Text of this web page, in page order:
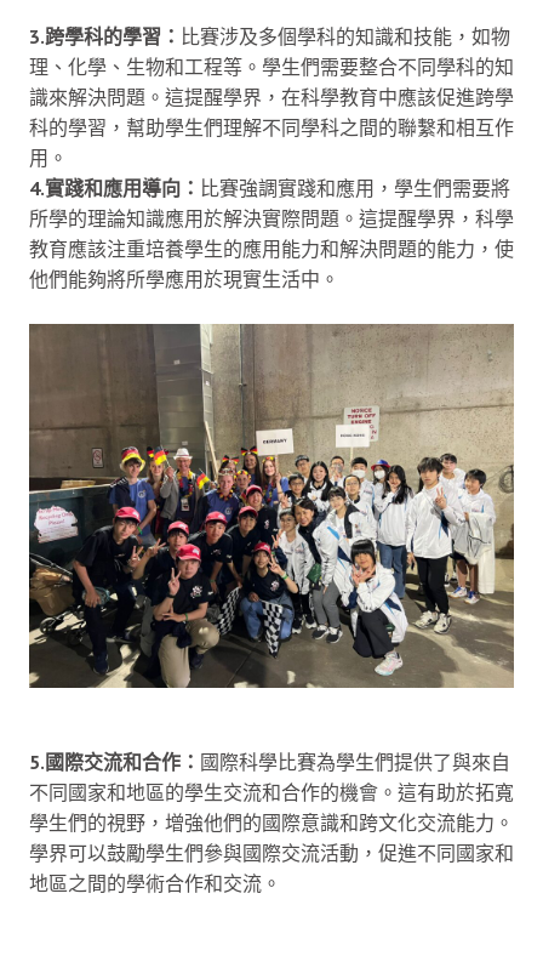
3.跨學科的學習： 比賽涉及多個學科的知識和技能，如物
理、化學、生物和工程等。學生們需要整合不同學科的知
識來解決問題。這提醒學界，在科學教育中應該促進跨學
科的學習，幫助學生們理解不同學科之間的聯繫和相互作
用。
4.實踐和應用導向： 比賽強調實踐和應用，學生們需要將
所學的理論知識應用於解決實際問題。這提醒學界，科學
教育應該注重培養學生的應用能力和解決問題的能力，使
他們能夠將所學應用於現實生活中。
5.國際交流和合作： 國際科學比賽為學生們提供了與來自
不同國家和地區的學生交流和合作的機會。這有助於拓寬
學生們的視野，增強他們的國際意識和跨文化交流能力。
學界可以鼓勵學生們參與國際交流活動，促進不同國家和
地區之間的學術合作和交流。